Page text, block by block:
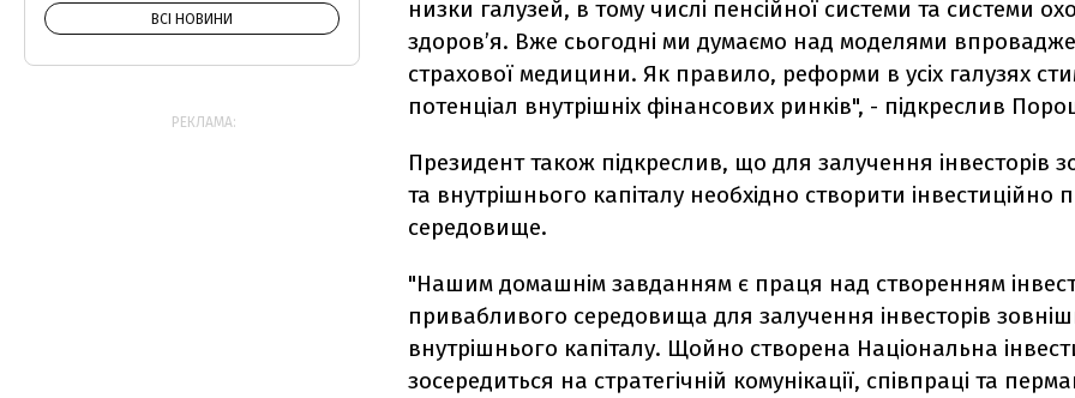
низки галузей, в тому числі пенсійної системи та системи
здоров’я. Вже сьогодні ми думаємо над моделями
страхової медицини. Як правило, реформи в усіх галузях
потенціал внутрішніх фінансових ринків", - підкреслив
Президент також підкреслив, що для залучення інвесторів
та внутрішнього капіталу необхідно створити інвестиційно
середовище.
"Нашим домашнім завданням є праця над створенням
привабливого середовища для залучення інвесторів
внутрішнього капіталу. Щойно створена Національна
зосередиться на стратегічній комунікації, співпраці та
ВСІ НОВИНИ
РЕКЛАМА: